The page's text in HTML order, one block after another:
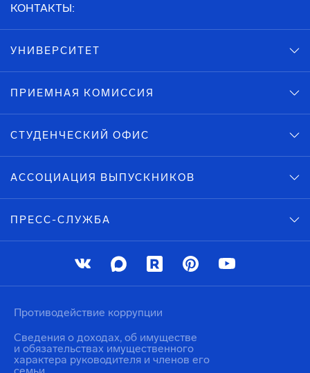
КОНТАКТЫ:
УНИВЕРСИТЕТ
ПРИЕМНАЯ КОМИССИЯ
СТУДЕНЧЕСКИЙ ОФИС
АССОЦИАЦИЯ ВЫПУСКНИКОВ
ПРЕСС-СЛУЖБА
Противодействие коррупции
Сведения о доходах, об имуществе
и обязательствах имущественного
характера руководителя и членов его